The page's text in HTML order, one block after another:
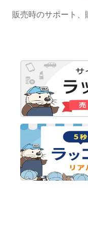
販売時のサポート